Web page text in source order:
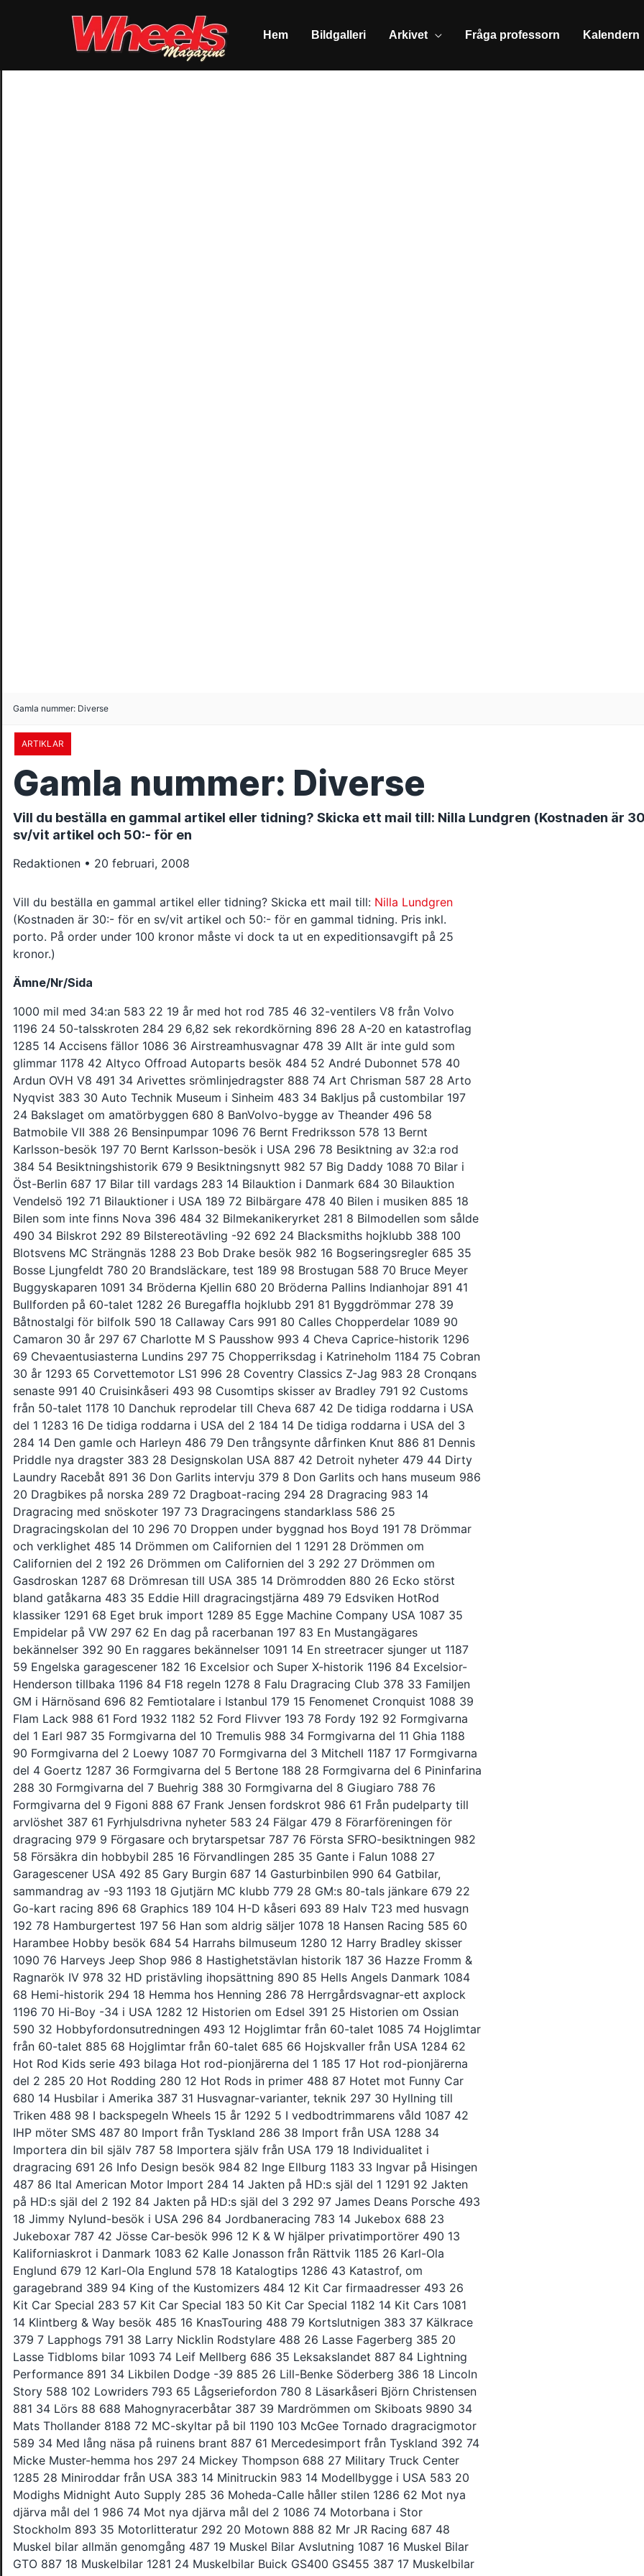
Hem Bildgalleri Arkivet Fråga professorn Kalendern
Gamla nummer: Diverse
ARTIKLAR
Gamla nummer: Diverse
Vill du beställa en gammal artikel eller tidning? Skicka ett mail till: Nilla Lundgren (Kostnaden är
sv/vit artikel och 50:- för en
Redaktionen • 20 februari, 2008
Vill du beställa en gammal artikel eller tidning? Skicka ett mail till: Nilla Lundgren
(Kostnaden är 30:- för en sv/vit artikel och 50:- för en gammal tidning. Pris inkl.
porto. På order under 100 kronor måste vi dock ta ut en expeditionsavgift på 25
kronor.)
Ämne/Nr/Sida
1000 mil med 34:an 583 22 19 år med hot rod 785 46 32-ventilers V8 från Volvo 1196 24 50-talsskroten 284 29 6,82 sek rekordkörning 896 28 A-20 en katastroflag 1285 14 Accisens fällor 1086 36 Airstreamhusvagnar 478 39 Allt är inte guld som glimmar 1178 42 Altyco Offroad Autoparts besök 484 52 André Dubonnet 578 40 Ardun OVH V8 491 34 Arivettes srömlinjedragster 888 74 Art Chrisman 587 28 Arto Nyqvist 383 30 Auto Technik Museum i Sinheim 483 34 Bakljus på custombilar 197 24 Bakslaget om amatörbyggen 680 8 BanVolvo-bygge av Theander 496 58 Batmobile VII 388 26 Bensinpumpar 1096 76 Bernt Fredriksson 578 13 Bernt Karlsson-besök 197 70 Bernt Karlsson-besök i USA 296 78 Besiktning av 32:a rod 384 54 Besiktningshistorik 679 9 Besiktningsnytt 982 57 Big Daddy 1088 70 Bilar i Öst-Berlin 687 17 Bilar till vardags 283 14 Bilauktion i Danmark 684 30 Bilauktion Vendelsö 192 71 Bilauktioner i USA 189 72 Bilbärgare 478 40 Bilen i musiken 885 18 Bilen som inte finns Nova 396 484 32 Bilmekanikeryrket 281 8 Bilmodellen som sålde 490 34 Bilskrot 292 89 Bilstereotävling -92 692 24 Blacksmiths hojklubb 388 100 Blotsvens MC Strängnäs 1288 23 Bob Drake besök 982 16 Bogseringsregler 685 35 Bosse Ljungfeldt 780 20 Brandsläckare, test 189 98 Brostugan 588 70 Bruce Meyer Buggyskaparen 1091 34 Bröderna Kjellin 680 20 Bröderna Pallins Indianhojar 891 41 Bullforden på 60-talet 1282 26 Buregaffla hojklubb 291 81 Byggdrömmar 278 39 Båtnostalgi för bilfolk 590 18 Callaway Cars 991 80 Calles Chopperdelar 1089 90 Camaron 30 år 297 67 Charlotte M S Pausshow 993 4 Cheva Caprice-historik 1296 69 Chevaentusiasterna Lundins 297 75 Chopperriksdag i Katrineholm 1184 75 Cobran 30 år 1293 65 Corvettemotor LS1 996 28 Coventry Classics Z-Jag 983 28 Cronqans senaste 991 40 Cruisinkåseri 493 98 Cusomtips skisser av Bradley 791 92 Customs från 50-talet 1178 10 Danchuk reprodelar till Cheva 687 42 De tidiga roddarna i USA del 1 1283 16 De tidiga roddarna i USA del 2 184 14 De tidiga roddarna i USA del 3 284 14 Den gamle och Harleyn 486 79 Den trångsynte dårfinken Knut 886 81 Dennis Priddle nya dragster 383 28 Designskolan USA 887 42 Detroit nyheter 479 44 Dirty Laundry Racebåt 891 36 Don Garlits intervju 379 8 Don Garlits och hans museum 986 20 Dragbikes på norska 289 72 Dragboat-racing 294 28 Dragracing 983 14 Dragracing med snöskoter 197 73 Dragracingens standarklass 586 25 Dragracingskolan del 10 296 70 Droppen under byggnad hos Boyd 191 78 Drömmar och verklighet 485 14 Drömmen om Californien del 1 1291 28 Drömmen om Californien del 2 192 26 Drömmen om Californien del 3 292 27 Drömmen om Gasdroskan 1287 68 Drömresan till USA 385 14 Drömrodden 880 26 Ecko störst bland gatåkarna 483 35 Eddie Hill dragracingstjärna 489 79 Edsviken HotRod klassiker 1291 68 Eget bruk import 1289 85 Egge Machine Company USA 1087 35 Empidelar på VW 297 62 En dag på racerbanan 197 83 En Mustangägares bekännelser 392 90 En raggares bekännelser 1091 14 En streetracer sjunger ut 1187 59 Engelska garagescener 182 16 Excelsior och Super X-historik 1196 84 Excelsior-Henderson tillbaka 1196 84 F18 regeln 1278 8 Falu Dragracing Club 378 33 Familjen GM i Härnösand 696 82 Femtiotalare i Istanbul 179 15 Fenomenet Cronquist 1088 39 Flam Lack 988 61 Ford 1932 1182 52 Ford Flivver 193 78 Fordy 192 92 Formgivarna del 1 Earl 987 35 Formgivarna del 10 Tremulis 988 34 Formgivarna del 11 Ghia 1188 90 Formgivarna del 2 Loewy 1087 70 Formgivarna del 3 Mitchell 1187 17 Formgivarna del 4 Goertz 1287 36 Formgivarna del 5 Bertone 188 28 Formgivarna del 6 Pininfarina 288 30 Formgivarna del 7 Buehrig 388 30 Formgivarna del 8 Giugiaro 788 76 Formgivarna del 9 Figoni 888 67 Frank Jensen fordskrot 986 61 Från pudelparty till arvlöshet 387 61 Fyrhjulsdrivna nyheter 583 24 Fälgar 479 8 Förarföreningen för dragracing 979 9 Förgasare och brytarspetsar 787 76 Första SFRO-besiktningen 982 58 Försäkra din hobbybil 285 16 Förvandlingen 285 35 Gante i Falun 1088 27 Garagescener USA 492 85 Gary Burgin 687 14 Gasturbinbilen 990 64 Gatbilar, sammandrag av -93 1193 18 Gjutjärn MC klubb 779 28 GM:s 80-tals jänkare 679 22 Go-kart racing 896 68 Graphics 189 104 H-D kåseri 693 89 Halv T23 med husvagn 192 78 Hamburgertest 197 56 Han som aldrig säljer 1078 18 Hansen Racing 585 60 Harambee Hobby besök 684 54 Harrahs bilmuseum 1280 12 Harry Bradley skisser 1090 76 Harveys Jeep Shop 986 8 Hastighetstävlan historik 187 36 Hazze Fromm & Ragnarök IV 978 32 HD pristävling ihopsättning 890 85 Hells Angels Danmark 1084 68 Hemi-historik 294 18 Hemma hos Henning 286 78 Herrgårdsvagnar-ett axplock 1196 70 Hi-Boy -34 i USA 1282 12 Historien om Edsel 391 25 Historien om Ossian 590 32 Hobbyfordonsutredningen 493 12 Hojglimtar från 60-talet 1085 74 Hojglimtar från 60-talet 885 68 Hojglimtar från 60-talet 685 66 Hojskvaller från USA 1284 62 Hot Rod Kids serie 493 bilaga Hot rod-pionjärerna del 1 185 17 Hot rod-pionjärerna del 2 285 20 Hot Rodding 280 12 Hot Rods in primer 488 87 Hotet mot Funny Car 680 14 Husbilar i Amerika 387 31 Husvagnar-varianter, teknik 297 30 Hyllning till Triken 488 98 I backspegeln Wheels 15 år 1292 5 I vedbodtrimmarens våld 1087 42 IHP möter SMS 487 80 Import från Tyskland 286 38 Import från USA 1288 34 Importera din bil själv 787 58 Importera själv från USA 179 18 Individualitet i dragracing 691 26 Info Design besök 984 82 Inge Ellburg 1183 33 Ingvar på Hisingen 487 86 Ital American Motor Import 284 14 Jakten på HD:s själ del 1 1291 92 Jakten på HD:s själ del 2 192 84 Jakten på HD:s själ del 3 292 97 James Deans Porsche 493 18 Jimmy Nylund-besök i USA 296 84 Jordbaneracing 783 14 Jukebox 688 23 Jukeboxar 787 42 Jösse Car-besök 996 12 K & W hjälper privatimportörer 490 13 Kaliforniaskrot i Danmark 1083 62 Kalle Jonasson från Rättvik 1185 26 Karl-Ola Englund 679 12 Karl-Ola Englund 578 18 Katalogtips 1286 43 Katastrof, om garagebrand 389 94 King of the Kustomizers 484 12 Kit Car firmaadresser 493 26 Kit Car Special 283 57 Kit Car Special 183 50 Kit Car Special 1182 14 Kit Cars 1081 14 Klintberg & Way besök 485 16 KnasTouring 488 79 Kortslutnigen 383 37 Kälkrace 379 7 Lapphogs 791 38 Larry Nicklin Rodstylare 488 26 Lasse Fagerberg 385 20 Lasse Tidbloms bilar 1093 74 Leif Mellberg 686 35 Leksakslandet 887 84 Lightning Performance 891 34 Likbilen Dodge -39 885 26 Lill-Benke Söderberg 386 18 Lincoln Story 588 102 Lowriders 793 65 Lågseriefordon 780 8 Läsarkåseri Björn Christensen 881 34 Lörs 88 688 Mahognyracerbåtar 387 39 Mardrömmen om Skiboats 9890 34 Mats Thollander 8188 72 MC-skyltar på bil 1190 103 McGee Tornado dragracigmotor 589 34 Med lång näsa på ruinens brant 887 61 Mercedesimport från Tyskland 392 74 Micke Muster-hemma hos 297 24 Mickey Thompson 688 27 Military Truck Center 1285 28 Miniroddar från USA 383 14 Minitruckin 983 14 Modellbygge i USA 583 20 Modighs Midnight Auto Supply 285 36 Moheda-Calle håller stilen 1286 62 Mot nya djärva mål del 1 986 74 Mot nya djärva mål del 2 1086 74 Motorbana i Stor Stockholm 893 35 Motorlitteratur 292 20 Motown 888 82 Mr JR Racing 687 48 Muskel bilar allmän genomgång 487 19 Muskel Bilar Avslutning 1087 16 Muskel Bilar GTO 887 18 Muskelbilar 1281 24 Muskelbilar Buick GS400 GS455 387 17 Muskelbilar Chevelle 396 187 17 Muskelbilar Dodge Charger etc 787 17 Muskelbilar Ford Motor Co 287 17 Muskelbilar Olds 442 1286 34 Muskelbilar Olds 442,W-Machine 687 21 Muskelbilar Plyma RoadRunner 587 17 Muskelbilar Pontiac GTO 1186 14 Mustang 1967-74 988 21 Mäktiga motorer i Pro Stock 583 28 Nailheads medlemsbilar 1193 74 National MC Museum 886 39 NBM Hydraulik besök 884 28 Nordic HotRod Art 1192 28 Norrtälje-Bosse 186 61 Nostalgia Emporium Minnesota 190 42 Nu kan du bygga din egen bil 282 14 Nya besiktningsbestämmelser 782 56 Nya plåtkarosser till T-Ford 187 44 Nya registreringsbestämmelser 380 9 Nürnburgring 182 35 Off Road Heaven 680 12 Offroading i Sverige 1181 14 Offy-Motorn 1290 108 Oldtime Hot Rods 179 20 Om att svara och förklara 286 76 Om att vara olydig 986 67 Om brev, mat och ordbok 386 68 Om fantasi och framtiden 1185 60 Om intressen och tjejer 187 59 Om kallsvett inför faderskapet 687 46 Om lågprispoesi och hojar 486 67 Om MC-branschens ansikte 686 68 Om motorkonservering och race 885 82 Om politik och prenumeranter 985 76 Om practical jokes och SMC 1285 60 Om prutning och poliser 785 62 Om tjuvar och bussreklam 1085 60 Om tvång att ha skinnställ 186 69 Om varför rosten kommer 786 68 Papper saknas? 785 16 Pat Ganahls bilar 784 14 Pelle & Gurra i Top Fuel 890 82 Pelle & Gurras Top Fuelbil 283 54 Pete & Jakes Hot Rod Repair 379 19 PickUp Trucks 384 12 Pionjärerna Vägen Västerut 1089 26 Plastkarosser i USA 679 15 Pontiac historia 586 45 Porscheägar kåseri 891 20 Proff gör en garagerunda 684 18 Proff gör en garagerunda 683 34 Proffs Speed Shop besök 483 20 Projekt 300 i vindtunnel 287 40 Provkörning av Ski Boat 493 110 PV-bygge av AMU-elever 1093 6 På luffen med Jeepen 1282 18 Racedramatik 891 4 RCM fälgar 686 36 Reflexselens tillkomst 990 83 Renovering, om- eller nybygge 1090 22 Renoveringsobjekt 479 30 Resan till Isle of Man del 1 1190 79 Resan till Isle of Man del 2 1290 87 Resan till Street Rod Nats 1188 32 Robban Aftén 885 39 Roddingens tidsepoker 982 12 Rodprodukter i Sverige 884 22 Roger Svensson ”Svåger” 786 70 Ron Boggs Dragster 691 28 Rostdöden 688 80 Rumbo Coppers i Uppland 285 76 Rune Fjeld 279 25 Sagan om Gold Wing 286 62 Samlare av hi-perf motordelar 287 64 Samma gamla djupsinnigheter 587 78 Semesterresan Chryslersvenskar 888 28 Sextonårsbilen 282 16 Sextonårsbilen 1278 6 SFRO 85 985 Sid Leitch och hans V-twins 696 84 Skandinavian Street Rod Parts 286 22 Ski Boat byggnad 389 40 Skrotbesök 1286 23 Skrotbilder 1293 22 Skrotbilder 683 58 Skrotbilder 483 26 Skrotbilder 1180 34 Skrotbilder från USA 296 14 Skrotbilsjakt i London 1284 21 Skrotbilsresor i Kalifornien 783 27 Skrotminnen under 10 år 183 26 Skrotrunda i USA 1187 36 Slutsiffra 6 1178 7 Släpvagnar 71278 28 SM mästarna i standard 887 64 SMF motorklubb 583 48 Smällen på Brinken 191 36 Snyggare nummerskyltar 1296 18 Soll